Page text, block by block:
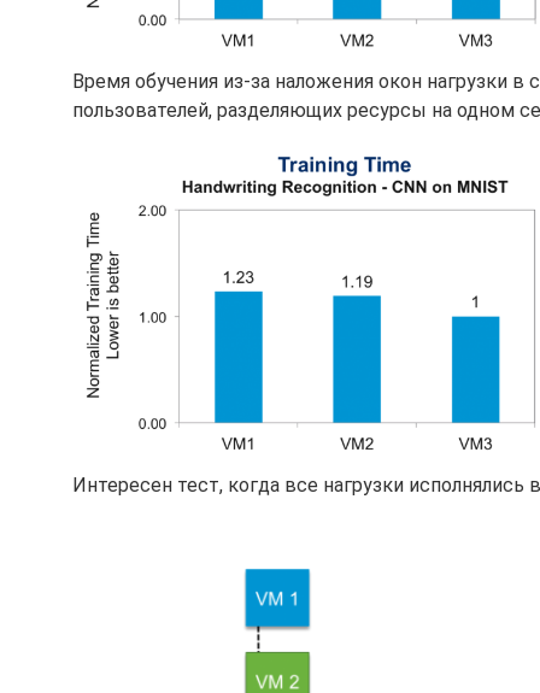
Время обучения из-за наложения окон нагрузки
пользователей, разделяющих ресурсы на одном
Интересен тест, когда все нагрузки